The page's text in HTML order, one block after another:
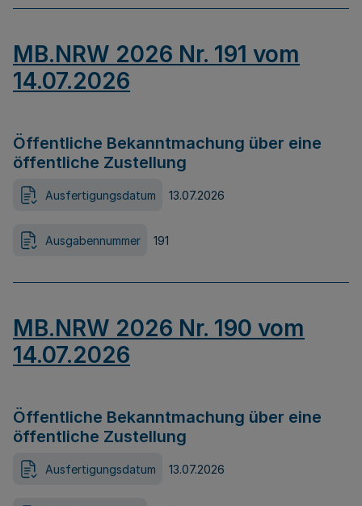
MB.NRW 2026 Nr. 191 vom
14.07.2026
Öffentliche Bekanntmachung über eine
öffentliche Zustellung
Ausfertigungsdatum 13.07.2026
Ausgabennummer 191
MB.NRW 2026 Nr. 190 vom
14.07.2026
Öffentliche Bekanntmachung über eine
öffentliche Zustellung
Ausfertigungsdatum 13.07.2026